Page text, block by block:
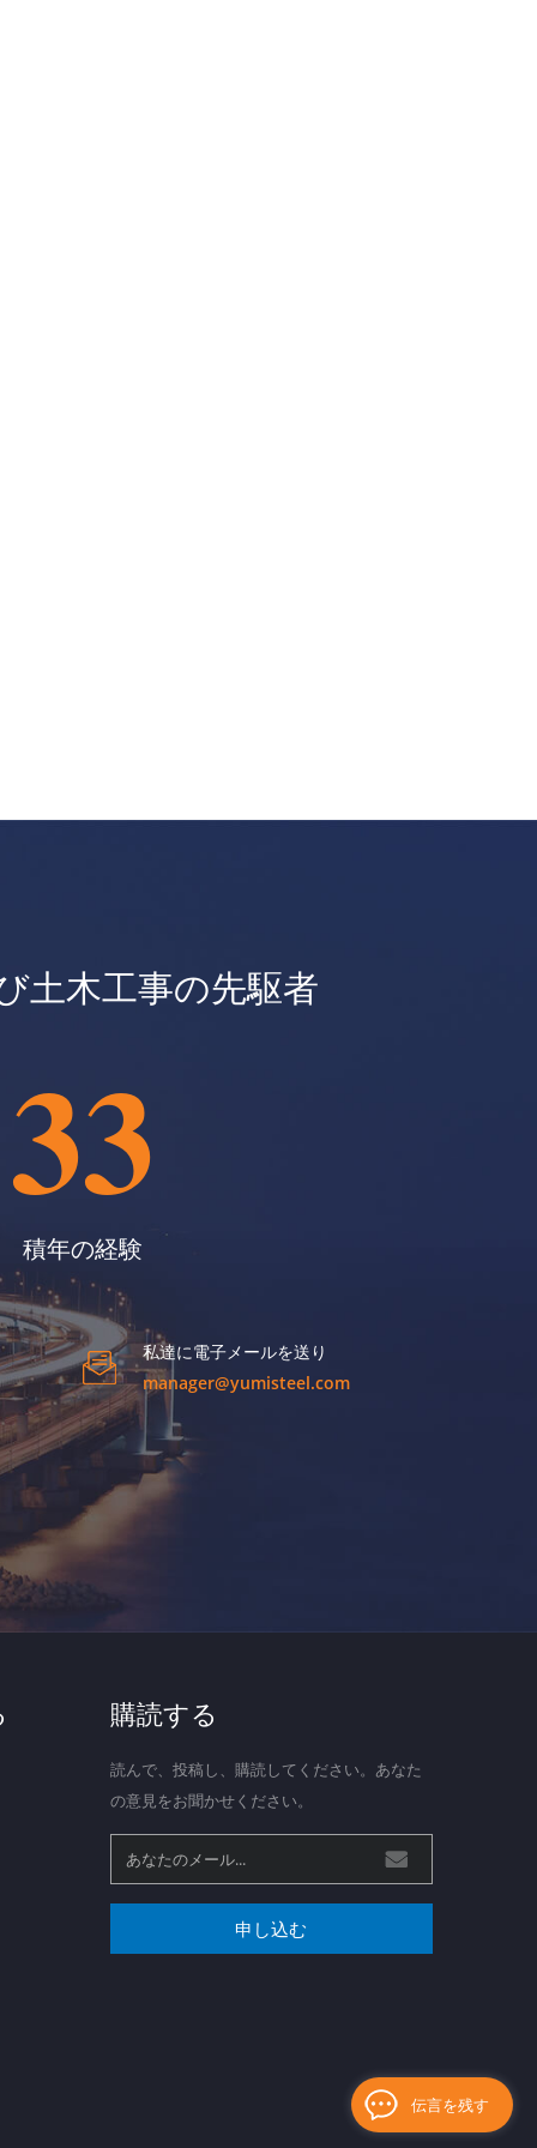
土木工事の先駆者
33
積年の経験
私達に電子メールを送り
manager@yumisteel.com
購読する
読んで、投稿し、購読してください。あなた
の意見をお聞かせください。
申し込む
伝言を残す